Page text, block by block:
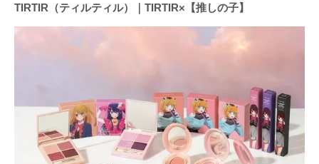
TIRTIR（ティルティル）｜TIRTIR×【推しの子】